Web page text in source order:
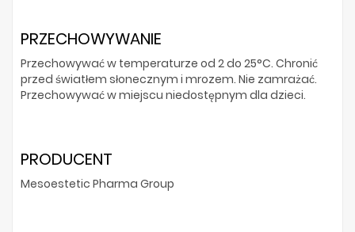
PRZECHOWYWANIE
Przechowywać w temperaturze od 2 do 25°C. Chronić
przed światłem słonecznym i mrozem. Nie zamrażać.
Przechowywać w miejscu niedostępnym dla dzieci.
PRODUCENT
Mesoestetic Pharma Group